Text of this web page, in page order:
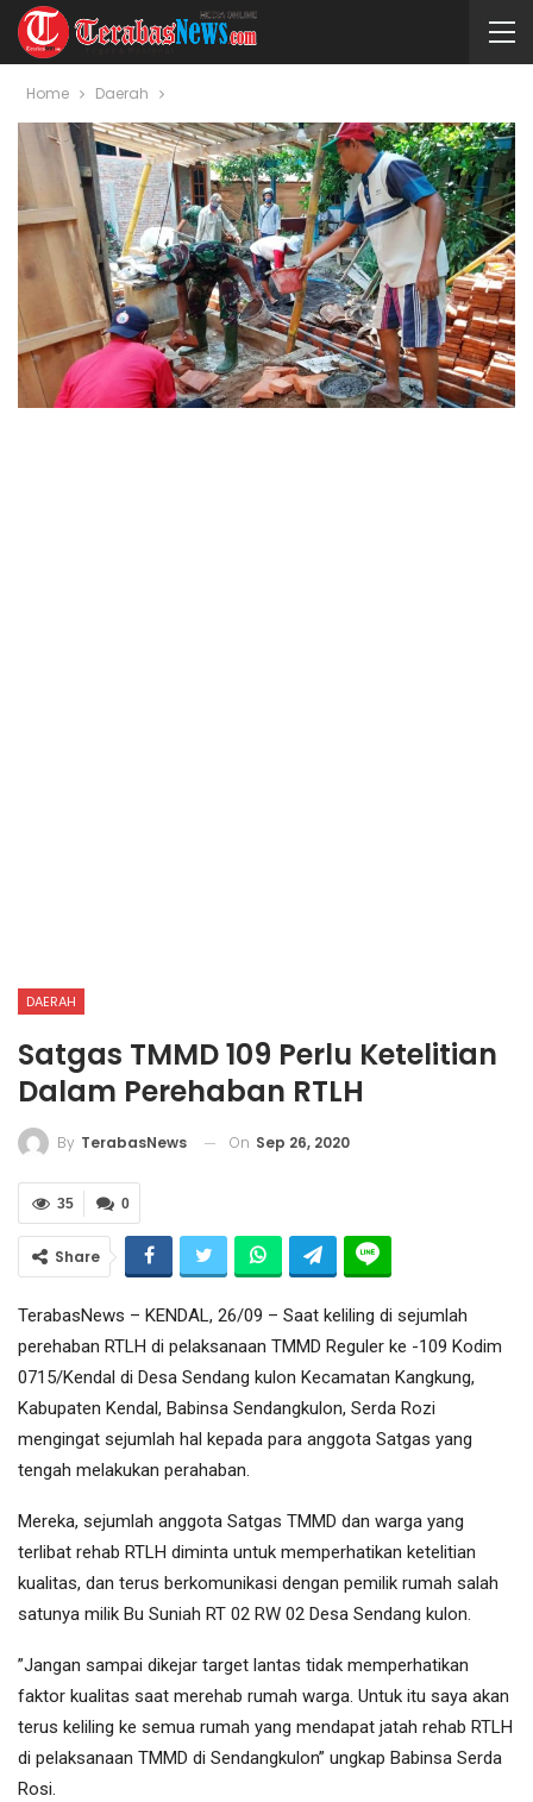
Home Daerah
DAERAH
Satgas TMMD 109 Perlu Ketelitian
Dalam Perehaban RTLH
By TerabasNews On Sep 26, 2020
0
35
Share
TerabasNews – KENDAL, 26/09 – Saat keliling di sejumlah
perehaban RTLH di pelaksanaan TMMD Reguler ke -109 Kodim
0715/Kendal di Desa Sendang kulon Kecamatan Kangkung,
Kabupaten Kendal, Babinsa Sendangkulon, Serda Rozi
mengingat sejumlah hal kepada para anggota Satgas yang
tengah melakukan perahaban.
Mereka, sejumlah anggota Satgas TMMD dan warga yang
terlibat rehab RTLH diminta untuk memperhatikan ketelitian
kualitas, dan terus berkomunikasi dengan pemilik rumah salah
satunya milik Bu Suniah RT 02 RW 02 Desa Sendang kulon.
”Jangan sampai dikejar target lantas tidak memperhatikan
faktor kualitas saat merehab rumah warga. Untuk itu saya akan
terus keliling ke semua rumah yang mendapat jatah rehab RTLH
di pelaksanaan TMMD di Sendangkulon” ungkap Babinsa Serda
Rosi.